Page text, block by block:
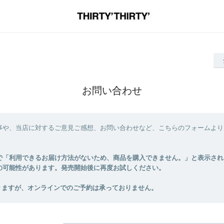
お問い合わせ
や、当店に対するご意見ご感想、お問い合わせなど、こちらのフォームよ